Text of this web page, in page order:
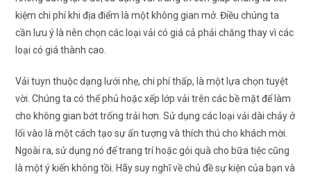
kiệm chi phí khi địa điểm là một không gian mở. Điều chúng ta
cần lưu ý là nên chọn các loại vải có giá cả phải chăng thay vì các
loại có giá thành cao.
Vải tuyn thuộc dạng lưới nhẹ, chi phí thấp, là một lựa chọn tuyệt
vời. Chúng ta có thể phủ hoặc xếp lớp vải trên các bề mặt để làm
cho không gian bớt trống trải hơn. Sử dụng các loại vải dài chảy ở
lối vào là một cách tạo sự ấn tượng và thích thú cho khách mời.
Ngoài ra, sử dụng nó để trang trí hoặc gói quà cho bữa tiệc cũng
là một ý kiến không tồi. Hãy suy nghĩ về chủ đề sự kiện của bạn và